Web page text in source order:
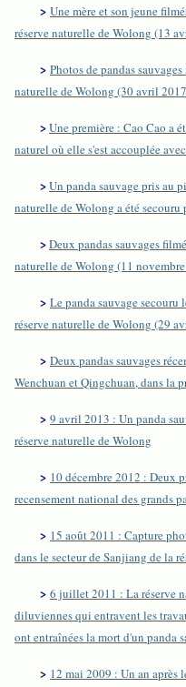
> Une mère et son jeune
réserve naturelle de Wolong (13
> Photos de pandas
naturelle de Wolong (30 avril
>Une première : Cao Cao a
naturel où elle s'est accouplée
>Un panda sauvage pris au
naturelle de Wolong a été
>Deux pandas sauvages
naturelle de Wolong (11
> Le panda sauvage secouru
réserve naturelle de Wolong (29
> Deux pandas sauvages
Wenchuan et Qingchuan, dans la
> 9 avril 2013 : Un panda
réserve naturelle de Wolong
> 10 décembre 2012 : Deux
recensement national des grands
> 15 août 2011 : Capture
dans le secteur de Sanjiang de la
> 6 juillet 2011 : La réserve
diluviennes qui entravent les
ont entraînées la mort d'un panda
> 12 mai 2009 : Un an après